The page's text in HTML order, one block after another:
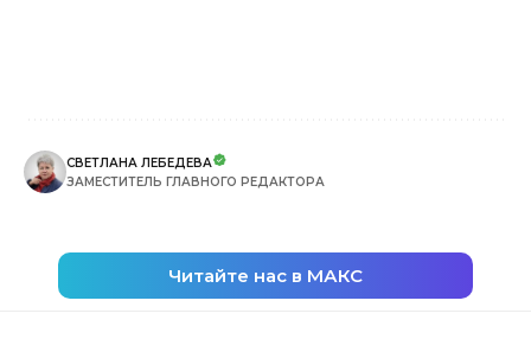
СВЕТЛАНА ЛЕБЕДЕВА
ЗАМЕСТИТЕЛЬ ГЛАВНОГО РЕДАКТОРА
Читайте нас в МАКС